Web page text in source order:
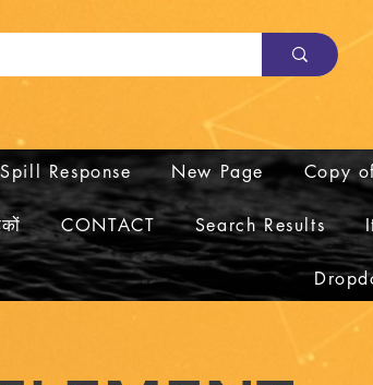
Response New Page Copy
CONTACT Search Results